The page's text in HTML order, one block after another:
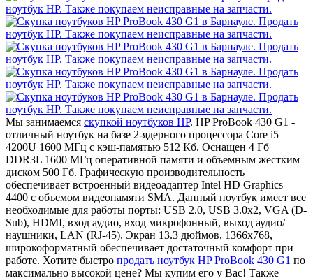
Мы занимаемся скупкой ноутбуков HP. HP ProBook 430 G1 -
отличный ноутбук на базе 2-ядерного процессора Core i5
4200U 1600 МГц с кэш-памятью 512 Кб. Оснащен 4 Гб
DDR3L 1600 МГц оперативной памяти и объемным жестким
диском 500 Гб. Графическую производительность
обеспечивает встроенный видеоадаптер Intel HD Graphics
4400 с объемом видеопамяти SMA. Данный ноутбук имеет все
необходимые для работы порты: USB 2.0, USB 3.0x2, VGA (D-
Sub), HDMI, вход аудио, вход микрофонный, выход аудио/
наушники, LAN (RJ-45). Экран 13.3 дюймов, 1366x768,
широкоформатный обеспечивает достаточный комфорт при
работе. Хотите быстро продать ноутбук HP ProBook 430 G1 по
максимально высокой цене? Мы купим его у Вас! Также